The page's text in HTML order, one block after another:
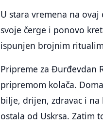
U stara vremena na
svoje čerge i ponovo
ispunjen brojnim
Pripreme za Đurđevdan
pripremom kolača.
bilje, drijen, zdravac i
ostala od Uskrsa. Zatim